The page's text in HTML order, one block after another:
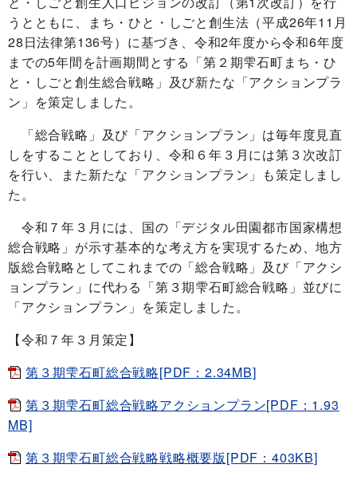
うとともに、まち・ひと・しごと創生法（平成26年11月
28日法律第136号）に基づき、令和2年度から令和6年度
までの5年間を計画期間とする「第２期雫石町まち・ひ
と・しごと創生総合戦略」及び新たな「アクションプラ
ン」を策定しました。
「総合戦略」及び「アクションプラン」は毎年度見直
しをすることとしており、令和６年３月には第３次改訂
を行い、また新たな「アクションプラン」も策定しまし
た。
令和７年３月には、国の「デジタル田園都市国家構想
総合戦略」が示す基本的な考え方を実現するため、地方
版総合戦略としてこれまでの「総合戦略」及び「アクシ
ョンプラン」に代わる「第３期雫石町総合戦略」並びに
「アクションプラン」を策定しました。
【令和７年３月策定】
第３期雫石町総合戦略[PDF：2.34MB]
第３期雫石町総合戦略アクションプラン[PDF：1.93
MB]
第３期雫石町総合戦略戦略概要版[PDF：403KB]